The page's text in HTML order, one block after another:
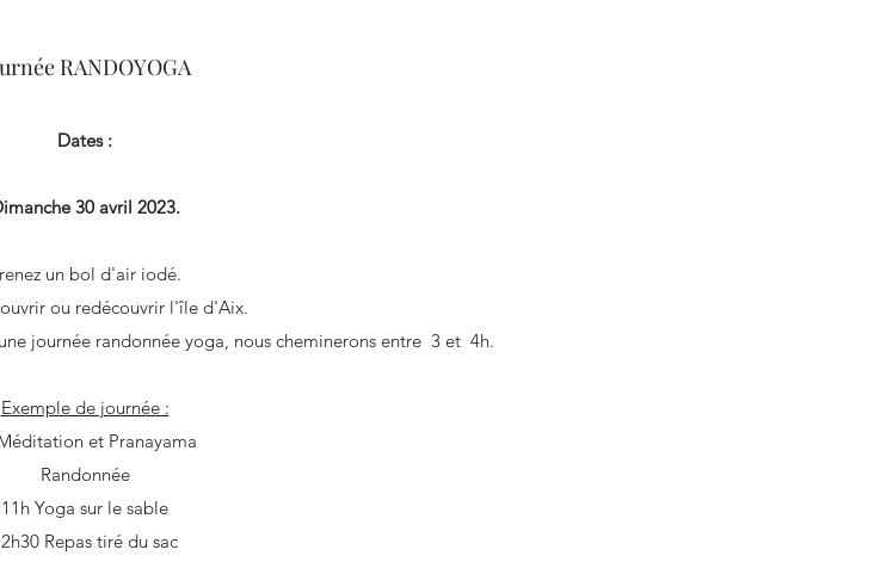
RANDOYOGA
Dates :
30 avril 2023.
un bol d'air iodé.
ou redécouvrir l'île d'Aix.
journée randonnée yoga, nous cheminerons entre 3 et 4h.
Exemple de journée :
et Pranayama
Randonnée
11h Yoga sur le sable
Repas tiré du sac